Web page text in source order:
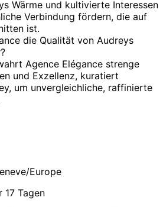
Wärme und kultivierte Interessen
Verbindung fördern, die auf
ist.
die Qualität von Audreys
Agence Elégance strenge
und Exzellenz, kuratiert
um unvergleichliche, raffinierte
Europe
Tagen